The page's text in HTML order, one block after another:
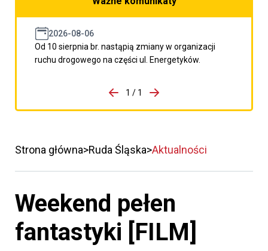
2026-08-06
Od 10 sierpnia br. nastąpią zmiany w organizacji
ruchu drogowego na części ul. Energetyków.
porzpedniego komunikatu
1 / 1
Przejdź do następnego
Strona główna Ruda Śląska Aktualności
Weekend pełen
fantastyki [FILM]